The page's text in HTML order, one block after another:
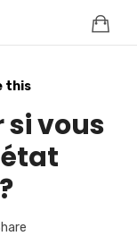
this
vous